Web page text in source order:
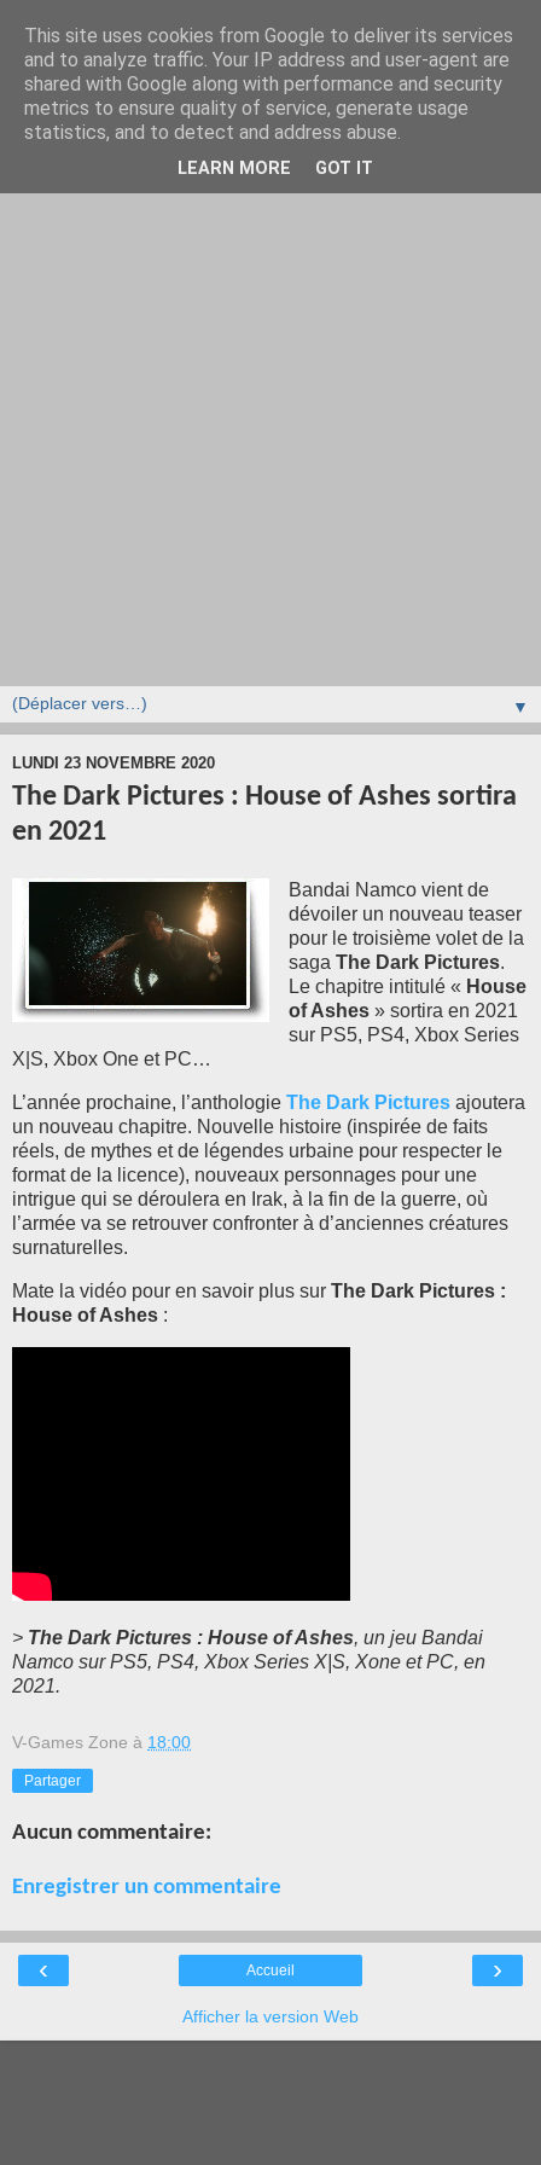
▼
LUNDI 23 NOVEMBRE 2020
The Dark Pictures : House of Ashes sortira
en 2021
Bandai Namco vient de
dévoiler un nouveau teaser
pour le troisième volet de la
saga The Dark Pictures.
Le chapitre intitulé « House
of Ashes» sortira en 2021
sur PS5, PS4, Xbox Series
X|S, Xbox One et PC…
L’année prochaine, l’anthologie The Dark Pictures ajoutera
un nouveau chapitre. Nouvelle histoire (inspirée de faits
réels, de mythes et de légendes urbaine pour respecter le
format de la licence), nouveaux personnages pour une
intrigue qui se déroulera en Irak, à la fin de la guerre, où
l’armée va se retrouver confronter à d’anciennes créatures
surnaturelles.
Mate la vidéo pour en savoir plus sur The Dark Pictures :
House of Ashes :
> The Dark Pictures : House of Ashes, un jeu Bandai
Namco sur PS5, PS4, Xbox Series X|S, Xone et PC, en
2021.
V-Games Zone à 18:00
Partager
Aucun commentaire:
Enregistrer un commentaire
‹ ›
Accueil
Afficher la version Web
This site uses cookies from Google to deliver its services
and to analyze traffic. Your IP address and user-agent are
shared with Google along with performance and security
metrics to ensure quality of service, generate usage
statistics, and to detect and address abuse.
LEARN MORE GOT IT